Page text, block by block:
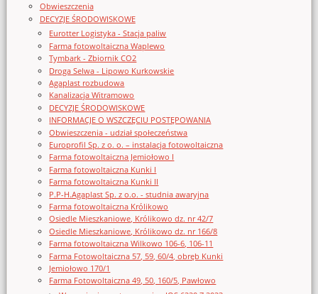
Obwieszczenia
DECYZJE ŚRODOWISKOWE
Eurotter Logistyka - Stacja paliw
Farma fotowoltaiczna Waplewo
Tymbark - Zbiornik CO2
Droga Selwa - Lipowo Kurkowskie
Agaplast rozbudowa
Kanalizacja Witramowo
DECYZJE ŚRODOWISKOWE
INFORMACJE O WSZCZĘCIU POSTĘPOWANIA
Obwieszczenia - udział społeczeństwa
Europrofil Sp. z o. o. – instalacja fotowoltaiczna
Farma fotowoltaiczna Jemiołowo I
Farma fotowoltaiczna Kunki I
Farma fotowoltaiczna Kunki II
P.P-H.Agaplast Sp. z o.o. - studnia awaryjna
Farma fotowoltaiczna Królikowo
Osiedle Mieszkaniowe, Królikowo dz. nr 42/7
Osiedle Mieszkaniowe, Królikowo dz. nr 166/8
Farma fotowoltaiczna Wilkowo 106-6, 106-11
Farma Fotowoltaiczna 57, 59, 60/4, obręb Kunki
Jemiołowo 170/1
Farma Fotowoltaiczna 49, 50, 160/5, Pawłowo